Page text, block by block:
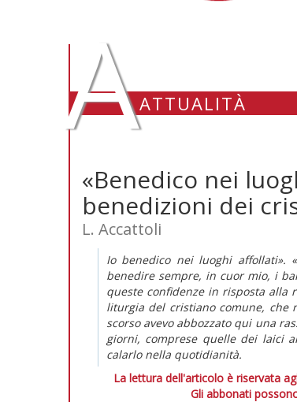
AATTUALITÀ
«Benedico nei
benedizioni dei
L. Accattoli
Io benedico nei luoghi affollati».
benedire sempre, in cuor mio, i
queste confidenze in risposta alla
liturgia del cristiano comune, che
scorso avevo abbozzato qui una
giorni, comprese quelle dei laici
calarlo nella quotidianità.
La lettura dell'articolo è riservata
Gli abbonati